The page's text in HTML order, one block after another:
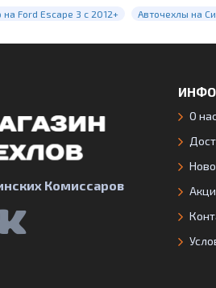
Ford Escape 3 с 2012+ Авточехлы на
Комиссаров
О нас